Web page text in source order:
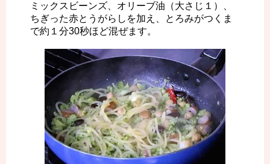
ミックスビーンズ、オリーブ油（大さじ１）、
ちぎった赤とうがらしを加え、とろみがつくま
で約１分30秒ほど混ぜます。